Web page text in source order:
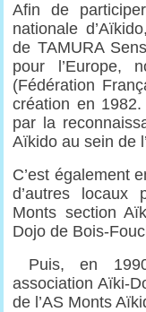
Afin de
nationale
de TAMURA
pour l’Europe,
(Fédération
création en
par la
Aïkido au sein de
C’est également
d’autres locaux
Monts section
Dojo de Bois-
Puis, en
association Aïki-
de l’AS Monts